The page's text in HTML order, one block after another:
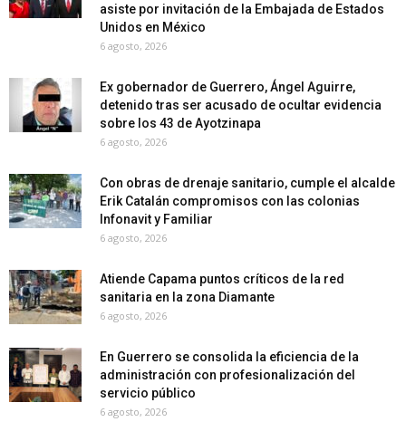
asiste por invitación de la Embajada de Estados
Unidos en México
6 agosto, 2026
Ex gobernador de Guerrero, Ángel Aguirre,
detenido tras ser acusado de ocultar evidencia
sobre los 43 de Ayotzinapa
6 agosto, 2026
Con obras de drenaje sanitario, cumple el alcalde
Erik Catalán compromisos con las colonias
Infonavit y Familiar
6 agosto, 2026
Atiende Capama puntos críticos de la red
sanitaria en la zona Diamante
6 agosto, 2026
En Guerrero se consolida la eficiencia de la
administración con profesionalización del
servicio público
6 agosto, 2026